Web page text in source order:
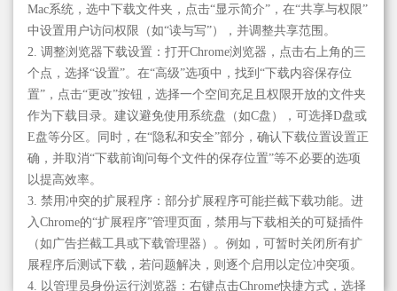
Mac系统，选中下载文件夹，点击“显示简介”，在“共享与权限”
中设置用户访问权限（如“读与写”），并调整共享范围。
2. 调整浏览器下载设置：打开Chrome浏览器，点击右上角的三
个点，选择“设置”。在“高级”选项中，找到“下载内容保存位
置”，点击“更改”按钮，选择一个空间充足且权限开放的文件夹
作为下载目录。建议避免使用系统盘（如C盘），可选择D盘或
E盘等分区。同时，在“隐私和安全”部分，确认下载位置设置正
确，并取消“下载前询问每个文件的保存位置”等不必要的选项
以提高效率。
3. 禁用冲突的扩展程序：部分扩展程序可能拦截下载功能。进
入Chrome的“扩展程序”管理页面，禁用与下载相关的可疑插件
（如广告拦截工具或下载管理器）。例如，可暂时关闭所有扩
展程序后测试下载，若问题解决，则逐个启用以定位冲突项。
4. 以管理员身份运行浏览器：右键点击Chrome快捷方式，选择